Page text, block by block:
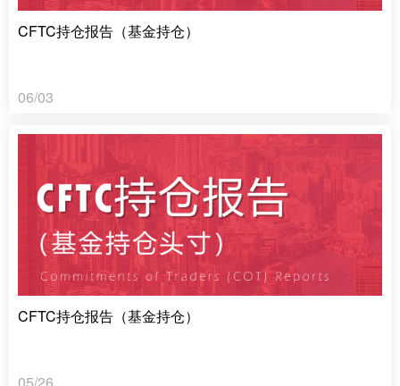
CFTC持仓报告（基金持仓）
06/03
CFTC持仓报告（基金持仓）